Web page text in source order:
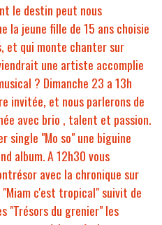
le destin peut nous
la jeune fille de 15 ans choisie
et qui monte chanter sur
une artiste accomplie
? Dimanche 23 a 13h
invitée, et nous parlerons de
avec brio , talent et passion.
single "Mo so" une biguine
album. A 12h30 vous
avec la chronique sur
c'est tropical" suivit de
"Trésors du grenier" les